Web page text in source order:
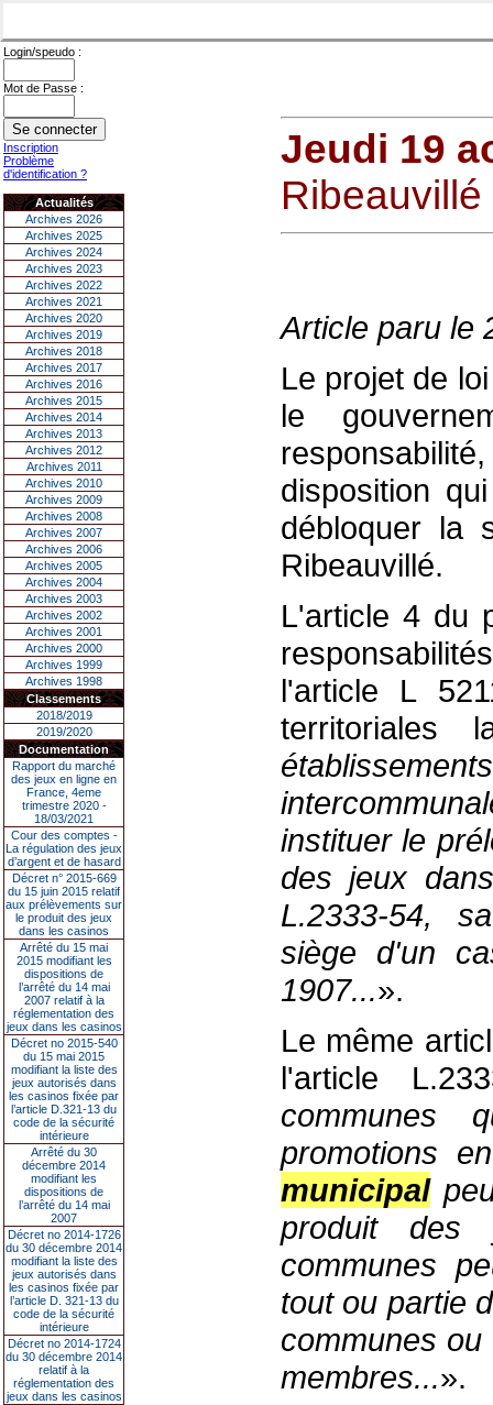
Login/speudo :
Mot de Passe :
Inscription
Problème
d'identification ?
Actualités
Archives 2026
Archives 2025
Archives 2024
Archives 2023
Archives 2022
Archives 2021
Archives 2020
Archives 2019
Archives 2018
Archives 2017
Archives 2016
Archives 2015
Archives 2014
Archives 2013
Archives 2012
Archives 2011
Archives 2010
Archives 2009
Archives 2008
Archives 2007
Archives 2006
Archives 2005
Archives 2004
Archives 2003
Archives 2002
Archives 2001
Archives 2000
Archives 1999
Archives 1998
Classements
2018/2019
2019/2020
Documentation
Rapport du marché
des jeux en ligne en
France, 4eme
trimestre 2020 -
18/03/2021
Cour des comptes -
La régulation des jeux
d’argent et de hasard
Décret n° 2015-669
du 15 juin 2015 relatif
aux prélèvements sur
le produit des jeux
dans les casinos
Arrêté du 15 mai
2015 modifiant les
dispositions de
l’arrêté du 14 mai
2007 relatif à la
réglementation des
jeux dans les casinos
Décret no 2015-540
du 15 mai 2015
modifiant la liste des
jeux autorisés dans
les casinos fixée par
l’article D.321-13 du
code de la sécurité
intérieure
Arrêté du 30
décembre 2014
modifiant les
dispositions de
l’arrêté du 14 mai
2007
Décret no 2014-1726
du 30 décembre 2014
modifiant la liste des
jeux autorisés dans
les casinos fixée par
l’article D. 321-13 du
code de la sécurité
intérieure
Décret no 2014-1724
du 30 décembre 2014
relatif à la
réglementation des
jeux dans les casinos
Jeudi 19
Article paru le
Le projet de
le
disposition
débloquer la
Ribeauvillé.
L'article 4 du
l'article L
territoriales
instituer le
des jeux
L.2333-54,
siège d'un
1907...».
Le même
l'article
communes
promotions
municipal
produit des
communes
tout ou partie
communes
membres...».